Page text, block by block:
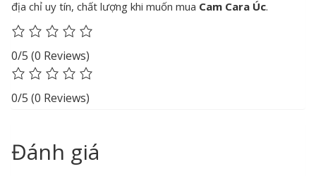
địa chỉ uy tín, chất lượng khi muốn mua Cam Cara Úc.
0/5 (0 Reviews)
0/5 (0 Reviews)
Đánh giá